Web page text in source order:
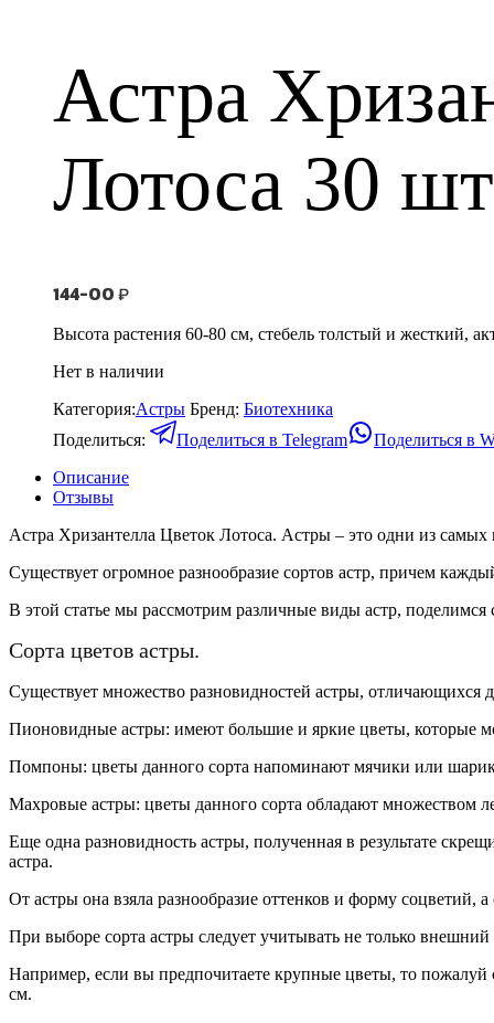
Астра
Лотоса 30
144-00₽
Высота растения 60-80 см, стебель толстый и жесткий,
Нет в наличии
Категория:Астры Бренд: Биотехника
Поделиться:
Поделиться в Telegram
Поделиться в
Описание
Отзывы
Астра Хризантелла Цветок Лотоса. Астры – это одни из
Существует огромное разнообразие сортов астр, причем
В этой статье мы рассмотрим различные виды астр,
Сорта цветов астры.
Существует множество разновидностей астры, отличающихся
Пионовидные астры: имеют большие и яркие цветы, которые
Помпоны: цветы данного сорта напоминают мячики или
Махровые астры: цветы данного сорта обладают множеством
Еще одна разновидность астры, полученная в результате
астра.
От астры она взяла разнообразие оттенков и форму
При выборе сорта астры следует учитывать не только
Например, если вы предпочитаете крупные цветы, то пожалуй
см.